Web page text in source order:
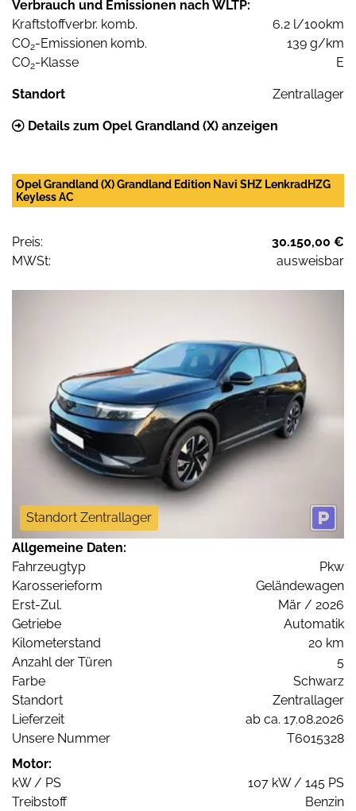
Verbrauch und Emissionen nach WLTP:
Kraftstoffverbr. komb.
6,2 l/100km
CO2-Emissionen komb.
139 g/km
CO2-Klasse E
Standort Zentrallager
Details zum Opel Grandland (X) anzeigen
Opel Grandland (X) Grandland Edition Navi SHZ LenkradHZG
Keyless AC
Preis:
30.150,00 €
MWSt:
ausweisbar
Standort Zentrallager
Allgemeine Daten:
Fahrzeugtyp
Pkw
Karosserieform
Geländewagen
Erst-Zul.
Mär / 2026
Getriebe
Automatik
Kilometerstand
20 km
Anzahl der Türen
5
Farbe
Schwarz
Standort
Zentrallager
Lieferzeit
ab ca. 17.08.2026
Unsere Nummer
T6015328
Motor:
kW / PS
107 kW / 145 PS
Treibstoff
Benzin